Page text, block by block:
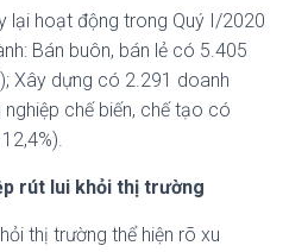
lại hoạt động trong Quý I/2020
Bán buôn, bán lẻ có 5.405
Xây dựng có 2.291 doanh
nghiệp chế biến, chế tạo có
rút lui khỏi thị trường
thị trường thể hiện rõ xu